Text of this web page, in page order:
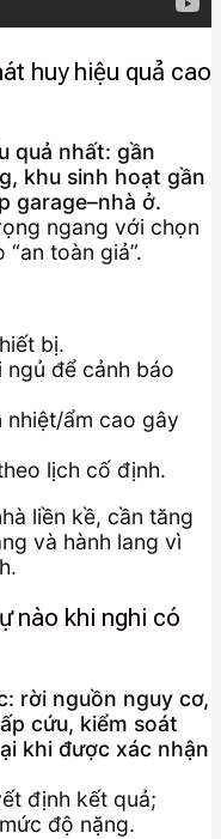
huy hiệu quả cao
quả nhất: gần
khu sinh hoạt gần
garage–nhà ở.
ngang với chọn
toàn giả”.
bị.
để cảnh báo
nhiệt/ẩm cao gây
lịch cố định.
liền kề, cần tăng
và hành lang vì
nào khi nghi có
rời nguồn nguy cơ,
cứu, kiểm soát
khi được xác nhận
định kết quả;
độ nặng.